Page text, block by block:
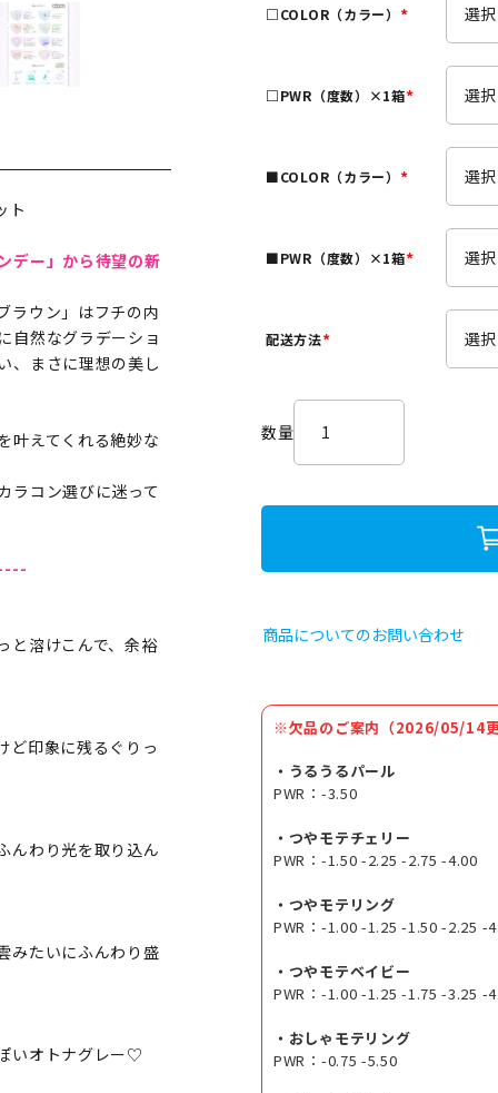
)
□COLOR（カラー）
)
□PWR（度数）×1箱
)
■COLOR（カラー）
)
■PWR（度数）×1箱
配送方法
須
商品についてのお問い合わせ
※欠品のご案内（2026/05/14
・うるうるパール
PWR：-3.50
・つやモテチェリー
PWR：-1.50 -2.25 -2.75 -4.00
・つやモテリング
PWR：-1.00 -1.25 -1.50 -2.25 -
・つやモテベイビー
PWR：-1.00 -1.25 -1.75 -3.25 -
・おしゃモテリング
PWR：-0.75 -5.50
ト
デー」から待望の新
ラウン」はフチの内
自然なグラデーショ
、まさに理想の美し
叶えてくれる絶妙な
ラコン選びに迷って
と溶けこんで、余裕
ど印象に残るぐりっ
んわり光を取り込ん
みたいにふんわり盛
いオトナグレー♡